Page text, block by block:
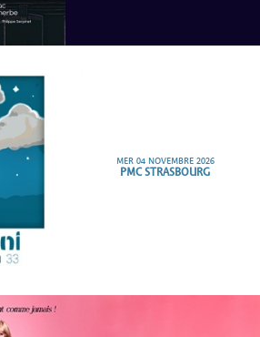
MER 04 NOVEMBRE 2026
PMC STRASBOURG